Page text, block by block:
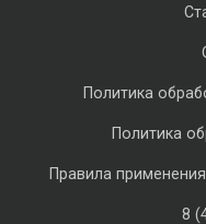
Политика
Политика
Правила
8